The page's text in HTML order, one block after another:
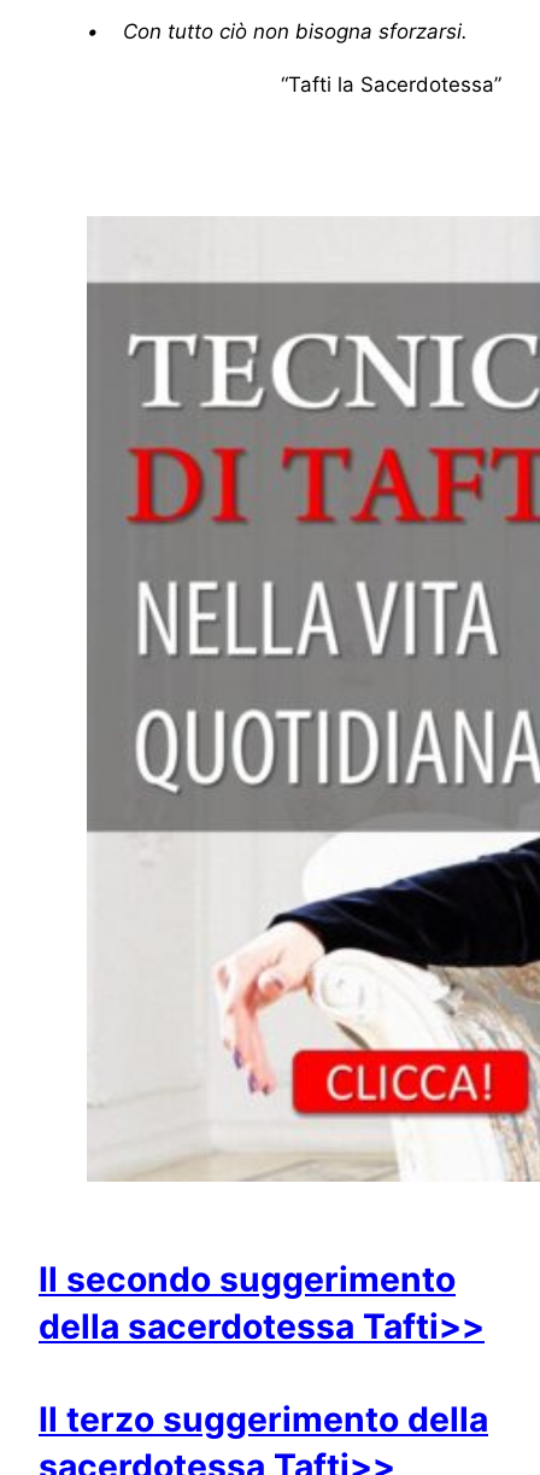
• Con tutto ciò non bisogna sforzarsi.
“Tafti la Sacerdotessa”
Il secondo suggerimento
della sacerdotessa Tafti>>
Il terzo suggerimento della
sacerdotessa Tafti>>